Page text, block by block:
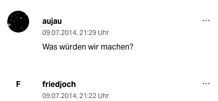
aujau
09.07.2014, 21:29 Uhr
Was würden wir machen?
F friedjoch
09.07.2014, 21:22 Uhr